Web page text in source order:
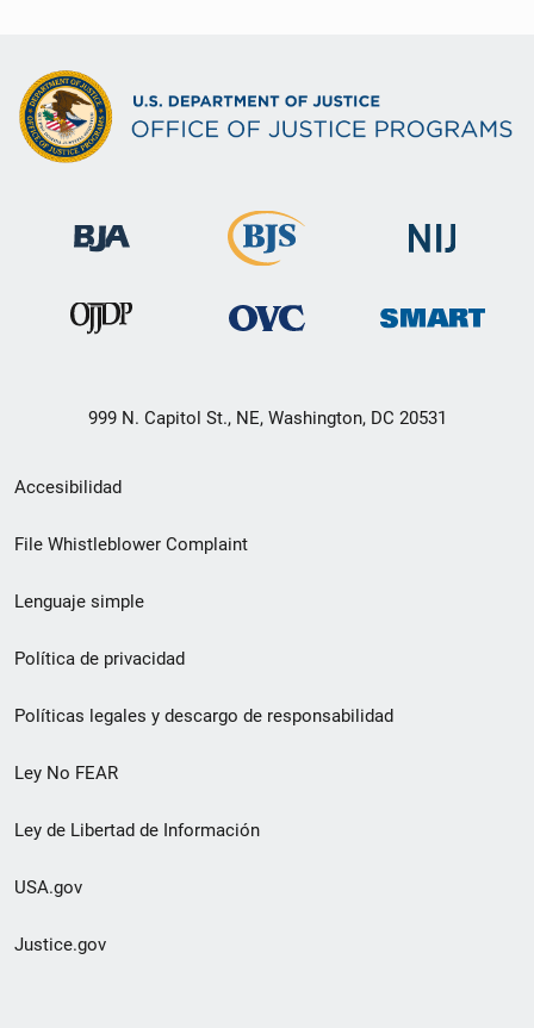
999 N. Capitol St., NE, Washington, DC 20531
Menú
de
de
pie
de
página
Accesibilidad
File Whistleblower Complaint
Lenguaje simple
Política de privacidad
Políticas legales y descargo de responsabilidad
Ley No FEAR
Ley de Libertad de Información
USA.gov
Justice.gov